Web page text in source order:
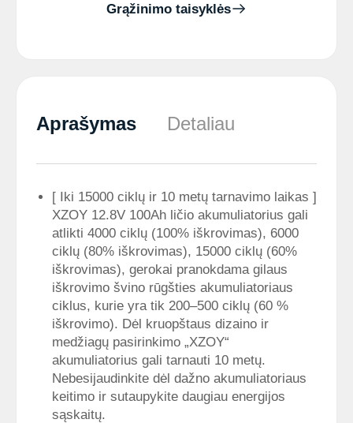
Grąžinimo taisyklės
Aprašymas Detaliau
[ Iki 15000 ciklų ir 10 metų tarnavimo laikas ]
XZOY 12.8V 100Ah ličio akumuliatorius gali
atlikti 4000 ciklų (100% iškrovimas), 6000
ciklų (80% iškrovimas), 15000 ciklų (60%
iškrovimas), gerokai pranokdama gilaus
iškrovimo švino rūgšties akumuliatoriaus
ciklus, kurie yra tik 200–500 ciklų (60 %
iškrovimo). Dėl kruopštaus dizaino ir
medžiagų pasirinkimo „XZOY“
akumuliatorius gali tarnauti 10 metų.
Nebesijaudinkite dėl dažno akumuliatoriaus
keitimo ir sutaupykite daugiau energijos
sąskaitų.